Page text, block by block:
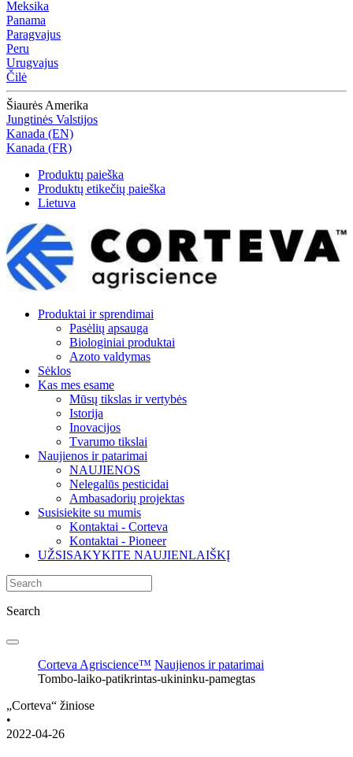
Meksika
Panama
Paragvajus
Peru
Urugvajus
Čilė
Šiaurės Amerika
Jungtinės Valstijos
Kanada (EN)
Kanada (FR)
Produktų paieška
Produktų etikečių paieška
Lietuva
Produktai ir sprendimai
Pasėlių apsauga
Biologiniai produktai
Azoto valdymas
Sėklos
Kas mes esame
Mūsų tikslas ir vertybės
Istorija
Inovacijos
Tvarumo tikslai
Naujienos ir patarimai
NAUJIENOS
Nelegalūs pesticidai
Ambasadorių projektas
Susisiekite su mumis
Kontaktai - Corteva
Kontaktai - Pioneer
UŽSISAKYKITE NAUJIENLAIŠKĮ
Search
Corteva Agriscience™ Naujienos ir patarimai
Tombo-laiko-patikrintas-ukininku-pamegtas
„Corteva“ žiniose
•
2022-04-26